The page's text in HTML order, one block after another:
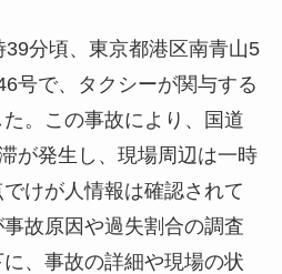
分頃、東京都港区南青山5
号で、タクシーが関与する
。この事故により、国道
が発生し、現場周辺は一時
けが人情報は確認されて
故原因や過失割合の調査
、事故の詳細や現場の状